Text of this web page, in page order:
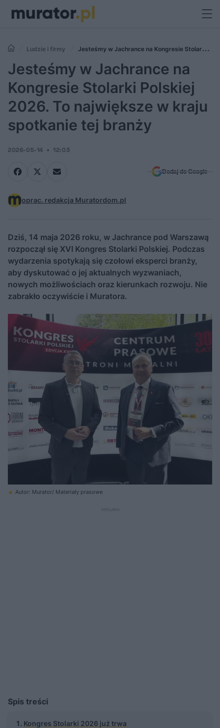
Ludzie i firmy
Jesteśmy w Jachrance na Kongresie Stolarki
Polskiej 2026. To największe w kraju spotkanie tej branży
Jesteśmy w Jachrance na
Kongresie Stolarki Polskiej
2026. To największe w kraju
spotkanie tej branży
2026-05-14 12:03
Dodaj do Google
oprac. redakcja Muratordom.pl
Dziś, 14 maja 2026 roku, w Jachrance pod Warszawą
rozpoczął się XVI Kongres Stolarki Polskiej. Podczas
wydarzenia spotykają się czołowi eksperci branży,
aby dyskutować o jej aktualnych wyzwaniach,
nowych możliwościach oraz kierunkach rozwoju. Nie
zabrakło oczywiście i Muratora.
Autor: Murator/ Materiały prasowe
Spis treści
Kongres Stolarki 2026 już trwa